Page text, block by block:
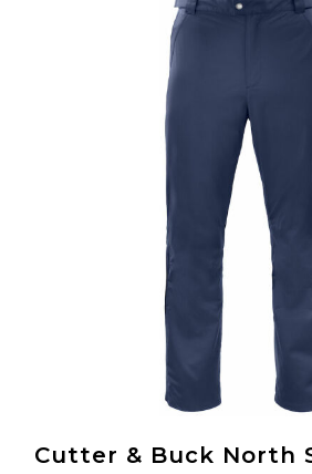
Cutter & Buck North